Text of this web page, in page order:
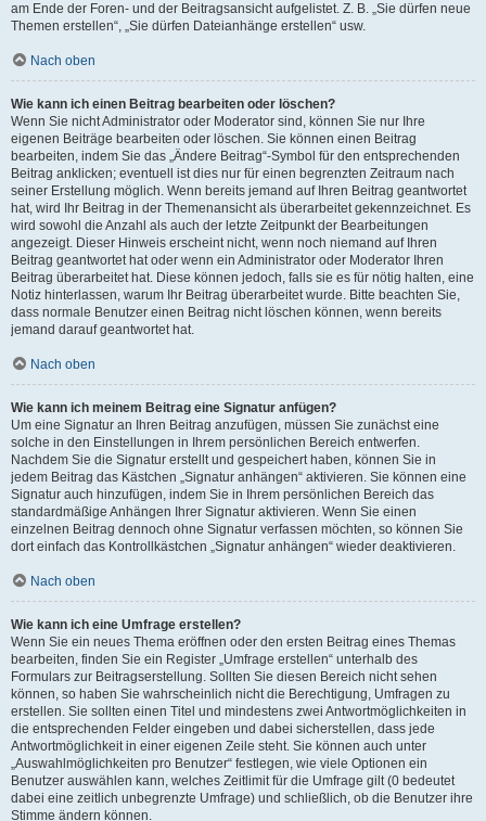
am Ende der Foren- und der Beitragsansicht aufgelistet. Z. B. „Sie dürfen neue
Themen erstellen“, „Sie dürfen Dateianhänge erstellen“ usw.
Nach oben
Wie kann ich einen Beitrag bearbeiten oder löschen?
Wenn Sie nicht Administrator oder Moderator sind, können Sie nur Ihre
eigenen Beiträge bearbeiten oder löschen. Sie können einen Beitrag
bearbeiten, indem Sie das „Ändere Beitrag“-Symbol für den entsprechenden
Beitrag anklicken; eventuell ist dies nur für einen begrenzten Zeitraum nach
seiner Erstellung möglich. Wenn bereits jemand auf Ihren Beitrag geantwortet
hat, wird Ihr Beitrag in der Themenansicht als überarbeitet gekennzeichnet. Es
wird sowohl die Anzahl als auch der letzte Zeitpunkt der Bearbeitungen
angezeigt. Dieser Hinweis erscheint nicht, wenn noch niemand auf Ihren
Beitrag geantwortet hat oder wenn ein Administrator oder Moderator Ihren
Beitrag überarbeitet hat. Diese können jedoch, falls sie es für nötig halten, eine
Notiz hinterlassen, warum Ihr Beitrag überarbeitet wurde. Bitte beachten Sie,
dass normale Benutzer einen Beitrag nicht löschen können, wenn bereits
jemand darauf geantwortet hat.
Nach oben
Wie kann ich meinem Beitrag eine Signatur anfügen?
Um eine Signatur an Ihren Beitrag anzufügen, müssen Sie zunächst eine
solche in den Einstellungen in Ihrem persönlichen Bereich entwerfen.
Nachdem Sie die Signatur erstellt und gespeichert haben, können Sie in
jedem Beitrag das Kästchen „Signatur anhängen“ aktivieren. Sie können eine
Signatur auch hinzufügen, indem Sie in Ihrem persönlichen Bereich das
standardmäßige Anhängen Ihrer Signatur aktivieren. Wenn Sie einen
einzelnen Beitrag dennoch ohne Signatur verfassen möchten, so können Sie
dort einfach das Kontrollkästchen „Signatur anhängen“ wieder deaktivieren.
Nach oben
Wie kann ich eine Umfrage erstellen?
Wenn Sie ein neues Thema eröffnen oder den ersten Beitrag eines Themas
bearbeiten, finden Sie ein Register „Umfrage erstellen“ unterhalb des
Formulars zur Beitragserstellung. Sollten Sie diesen Bereich nicht sehen
können, so haben Sie wahrscheinlich nicht die Berechtigung, Umfragen zu
erstellen. Sie sollten einen Titel und mindestens zwei Antwortmöglichkeiten in
die entsprechenden Felder eingeben und dabei sicherstellen, dass jede
Antwortmöglichkeit in einer eigenen Zeile steht. Sie können auch unter
„Auswahlmöglichkeiten pro Benutzer“ festlegen, wie viele Optionen ein
Benutzer auswählen kann, welches Zeitlimit für die Umfrage gilt (0 bedeutet
dabei eine zeitlich unbegrenzte Umfrage) und schließlich, ob die Benutzer ihre
Stimme ändern können.